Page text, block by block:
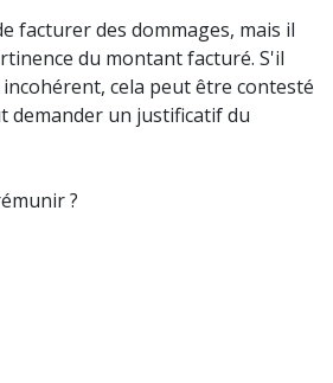
facturer des dommages, mais il
du montant facturé. S'il
cela peut être contesté
demander un justificatif du
?